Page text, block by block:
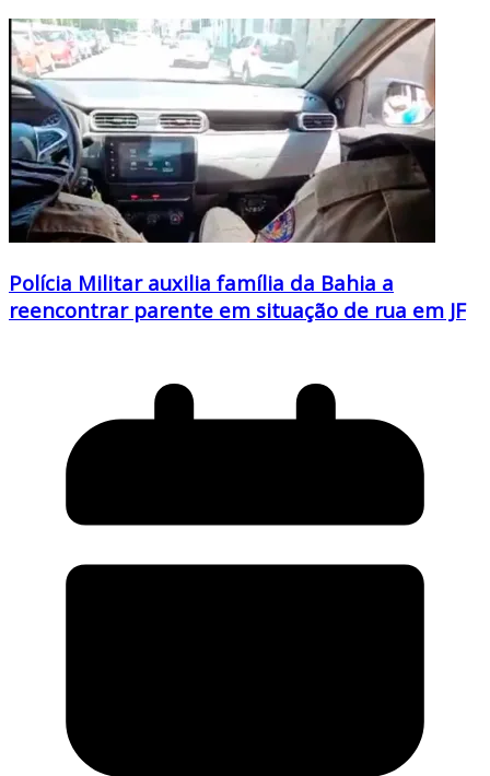
Polícia Militar auxilia família da Bahia a
reencontrar parente em situação de rua em JF